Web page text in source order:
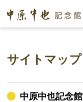
サイトマップ
中原中也記念館